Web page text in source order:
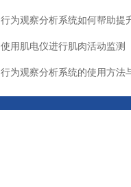
使用肌电仪进行肌肉活动监测